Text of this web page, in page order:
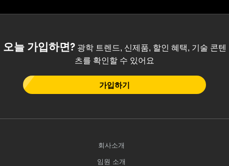
오늘 가입하면?광학 트렌드, 신제품, 할인 혜택, 기술 콘텐
츠를 확인할 수 있어요
가입하기
회사소개
임원 소개